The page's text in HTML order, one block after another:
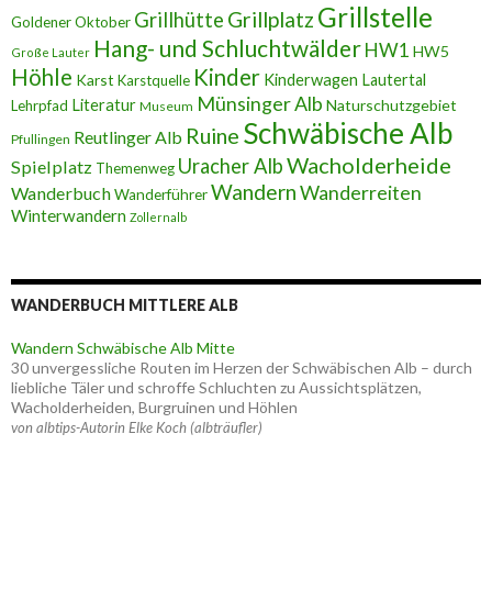
Goldener Oktober Grillhütte Grillplatz Grillstelle
Große Lauter Hang- und SchluchtwälderHW1 HW5
Höhle Karst Karstquelle Kinder Kinderwagen Lautertal
Lehrpfad Literatur Museum Münsinger Alb Naturschutzgebiet
Pfullingen Reutlinger Alb Ruine Schwäbische Alb
Spielplatz Themenweg Uracher AlbWacholderheide
WanderbuchWanderführerWandernWanderreiten
Winterwandern Zollernalb
WANDERBUCH MITTLERE ALB
Wandern Schwäbische Alb Mitte
30 unvergessliche Routen im Herzen der Schwäbischen Alb – durch
liebliche Täler und schroffe Schluchten zu Aussichtsplätzen,
Wacholderheiden, Burgruinen und Höhlen
von albtips-Autorin Elke Koch (albträufler)